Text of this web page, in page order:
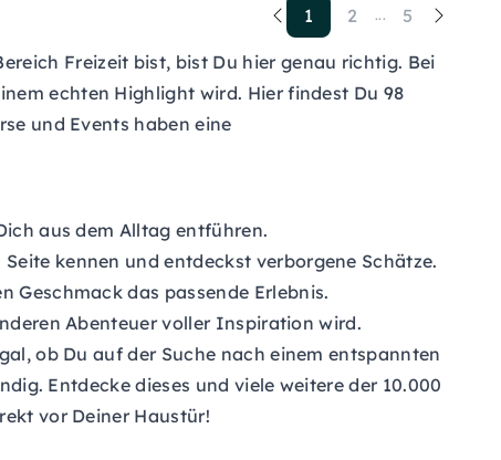
1 2 ... 5
Freizeit bist, bist Du hier genau richtig. Bei
echten Highlight wird. Hier findest Du 98
und Events haben eine
aus dem Alltag entführen.
kennen und entdeckst verborgene Schätze.
Geschmack das passende Erlebnis.
Abenteuer voller Inspiration wird.
ob Du auf der Suche nach einem entspannten
Entdecke dieses und viele weitere der 10.000
vor Deiner Haustür!